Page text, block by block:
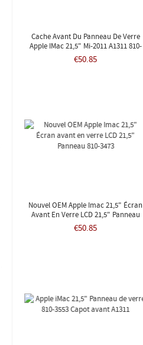
Cache Avant Du Panneau De Verre
Apple IMac 21,5" Mi-2011 A1311 810-
3936 REMPLACEMENT
€50.85
Nouvel OEM Apple Imac 21,5" Écran
Avant En Verre LCD 21,5" Panneau
810-3473
€50.85